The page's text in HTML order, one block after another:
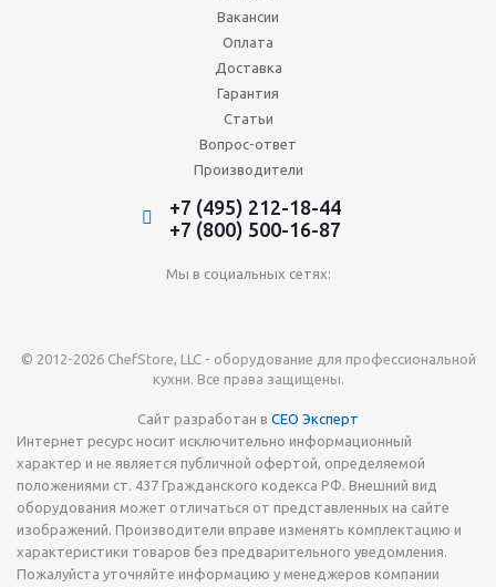
Вакансии
Оплата
Доставка
Гарантия
Статьи
Вопрос-ответ
Производители
+7 (495) 212-18-44
+7 (800) 500-16-87
Мы в социальных сетях:
© 2012-2026 ChefStore, LLC - оборудование для профессиональной
кухни. Все права защищены.
Сайт разработан в СЕО Эксперт
Интернет ресурс носит исключительно информационный
характер и не является публичной офертой, определяемой
положениями ст. 437 Гражданского кодекса РФ. Внешний вид
оборудования может отличаться от представленных на сайте
изображений. Производители вправе изменять комплектацию и
характеристики товаров без предварительного уведомления.
Пожалуйста уточняйте информацию у менеджеров компании